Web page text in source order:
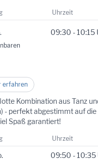
Uhrzeit
09:30 - 10:15
erfahren
Kombination aus Tanz
- perfekt abgestimmt auf
Spaß garantiert!
Uhrzeit
09:50 - 10:35